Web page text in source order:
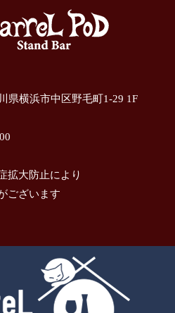
県横浜市中区野毛町1-29 1F
拡大防止により
ございます